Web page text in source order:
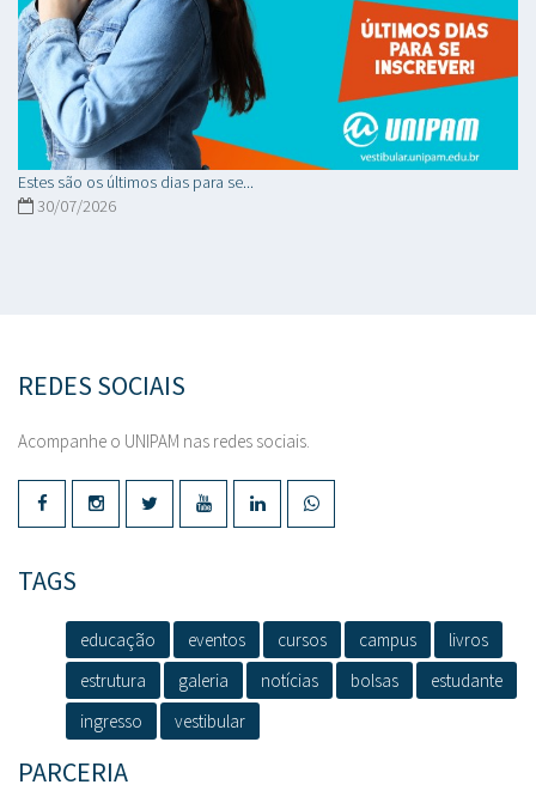
Estes são os últimos dias para se...
30/07/2026
REDES SOCIAIS
Acompanhe o UNIPAM nas redes sociais.
TAGS
educação eventos cursos campus
livros
estrutura
galeria notícias bolsas
estudante
ingresso
vestibular
PARCERIA